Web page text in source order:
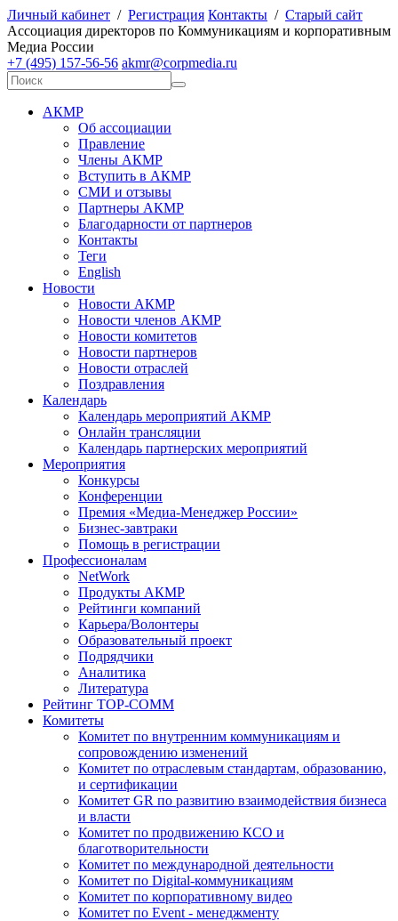
Личный кабинет / Регистрация Контакты / Старый сайт
Ассоциация директоров по Коммуникациям и корпоративным
Медиа России
+7 (495) 157-56-56 akmr@corpmedia.ru
АКМР
Об ассоциации
Правление
Члены АКМР
Вступить в АКМР
СМИ и отзывы
Партнеры АКМР
Благодарности от партнеров
Контакты
Теги
English
Новости
Новости АКМР
Новости членов АКМР
Новости комитетов
Новости партнеров
Новости отраслей
Поздравления
Календарь
Календарь мероприятий АКМР
Онлайн трансляции
Календарь партнерских мероприятий
Мероприятия
Конкурсы
Конференции
Премия «Медиа-Менеджер России»
Бизнес-завтраки
Помощь в регистрации
Профессионалам
NetWork
Продукты АКМР
Рейтинги компаний
Карьера/Волонтеры
Образовательный проект
Подрядчики
Аналитика
Литература
Рейтинг TOP-COMM
Комитеты
Комитет по внутренним коммуникациям и
сопровождению изменений
Комитет по отраслевым стандартам, образованию,
и сертификации
Комитет GR по развитию взаимодействия бизнеса
и власти
Комитет по продвижению КСО и
благотворительности
Комитет по международной деятельности
Комитет по Digital-коммуникациям
Комитет по корпоративному видео
Комитет по Event - менеджменту